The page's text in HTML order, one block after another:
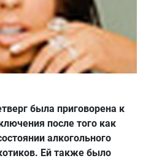
была приговорена к
после того как
алкогольного
Ей также было